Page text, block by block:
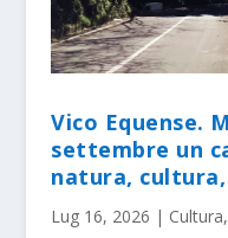
Vico Equense.
settembre un
natura,
Lug 16, 2026 | Cultura,